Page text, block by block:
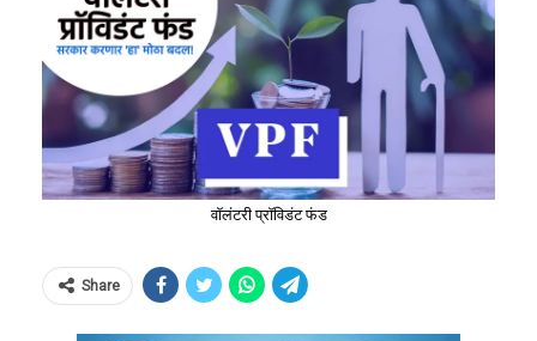
वॉलंटरी प्रॉविडंट फंड
Share